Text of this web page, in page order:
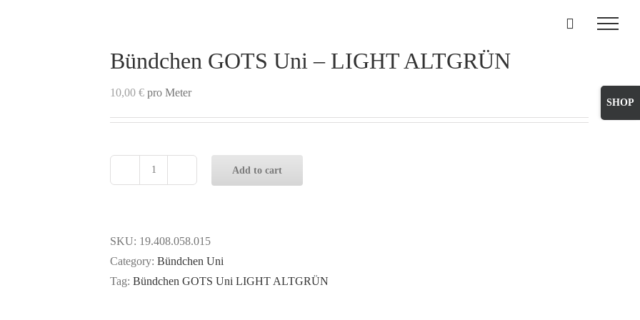
Bündchen GOTS Uni – LIGHT ALTGRÜN
10,00 € pro Meter
-
LIGHT
ALTGRÜN
Add to cart
SKU: 19.408.058.015
Category: Bündchen Uni
Tag: Bündchen GOTS Uni LIGHT ALTGRÜN
Sliding